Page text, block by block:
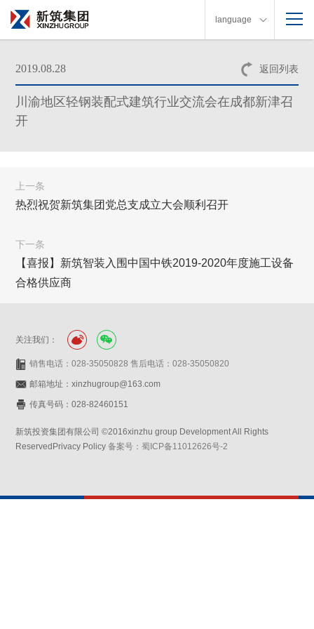
language
返回列表
2019.08.28
川渝地区轻钢装配式建筑行业交流会在成都新津召
开
上一条
热烈祝贺新筑集团党总支成立大会顺利召开
下一条
【喜报】新筑智装入围中国中铁2019-2020年度施工设备
合格供应商
关注我们：
销售电话：028-35050828 售后电话：028-35050820
邮箱地址：xinzhugroup@163.com
传真号码：028-82460151
新筑投资集团有限公司 ©2016xinzhu group Development All Rights
ReservedPrivacy Policy备案号：蜀ICP备11012626号-2